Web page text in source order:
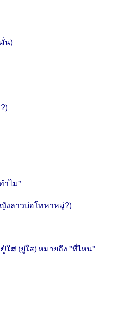
น)
ำไม"
งลาวบ่อโทหาหมู่?)
ໃສ (ยู่ใส) หมายถึง "ที่ไหน"